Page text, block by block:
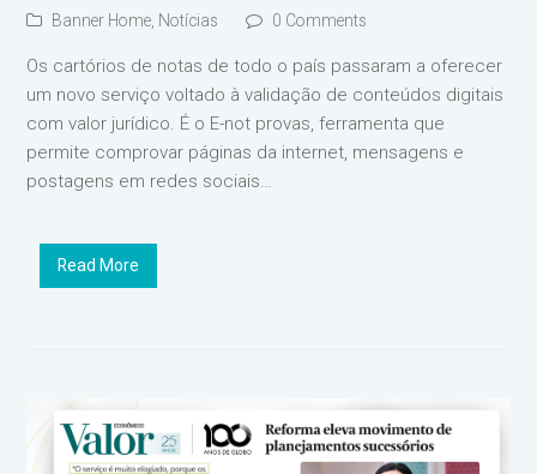
Banner Home Notícias 0 Comments
Os cartórios de notas de todo o país passaram a oferecer
um novo serviço voltado à validação de conteúdos digitais
com valor jurídico. É o E-not provas, ferramenta que
permite comprovar páginas da internet, mensagens e
postagens em redes sociais…
Read More